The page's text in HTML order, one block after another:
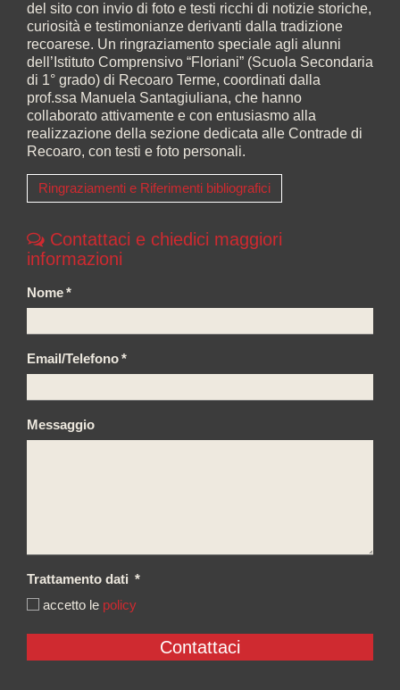
del sito con invio di foto e testi ricchi di notizie storiche,
curiosità e testimonianze derivanti dalla tradizione
recoarese. Un ringraziamento speciale agli alunni
dell’Istituto Comprensivo “Floriani” (Scuola Secondaria
di 1° grado) di Recoaro Terme, coordinati dalla
prof.ssa Manuela Santagiuliana, che hanno
collaborato attivamente e con entusiasmo alla
realizzazione della sezione dedicata alle Contrade di
Recoaro, con testi e foto personali.
Ringraziamenti e Riferimenti bibliografici
Contattaci e chiedici maggiori
informazioni
Nome*
Email/Telefono*
Messaggio
Trattamento dati *
accetto le policy